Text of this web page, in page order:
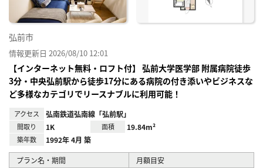
弘前市
情報更新日 2026/08/10 12:01
【インターネット無料・ロフト付】 弘前大学医学部 附属病院徒歩
3分・中央弘前駅から徒歩17分にある病院の付き添いやビジネスな
ど多様なカテゴリでリースナブルに利用可能！
アクセス 弘南鉄道弘南線「弘前駅」
間取り 1K 面積 19.84m²
築年数 1992年 4月 築
プラン名・期間
月額目安